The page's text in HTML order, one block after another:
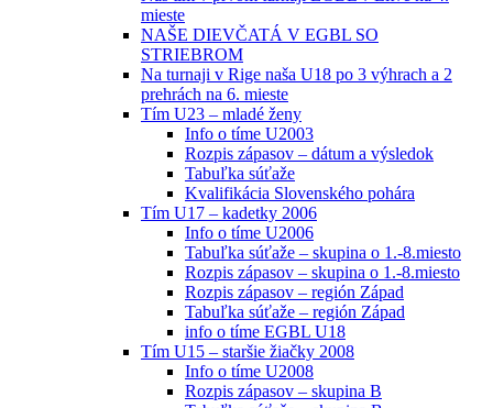
mieste
NAŠE DIEVČATÁ V EGBL SO
STRIEBROM
Na turnaji v Rige naša U18 po 3 výhrach a 2
prehrách na 6. mieste
Tím U23 – mladé ženy
Info o tíme U2003
Rozpis zápasov – dátum a výsledok
Tabuľka súťaže
Kvalifikácia Slovenského pohára
Tím U17 – kadetky 2006
Info o tíme U2006
Tabuľka súťaže – skupina o 1.-8.miesto
Rozpis zápasov – skupina o 1.-8.miesto
Rozpis zápasov – región Západ
Tabuľka súťaže – región Západ
info o tíme EGBL U18
Tím U15 – staršie žiačky 2008
Info o tíme U2008
Rozpis zápasov – skupina B